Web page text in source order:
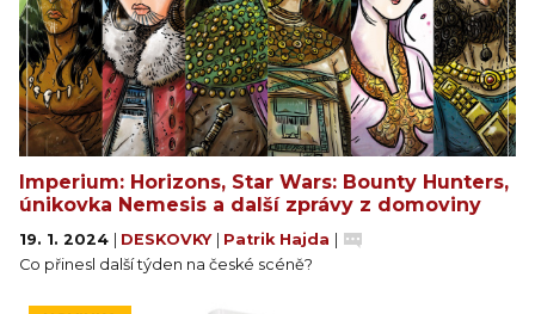
Imperium: Horizons, Star Wars: Bounty Hunters,
únikovka Nemesis a další zprávy z domoviny
19. 1. 2024 DESKOVKY Patrik Hajda
Co přinesl další týden na české scéně?